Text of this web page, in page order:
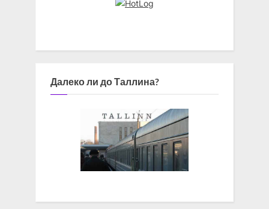
Далеко ли до Таллина?